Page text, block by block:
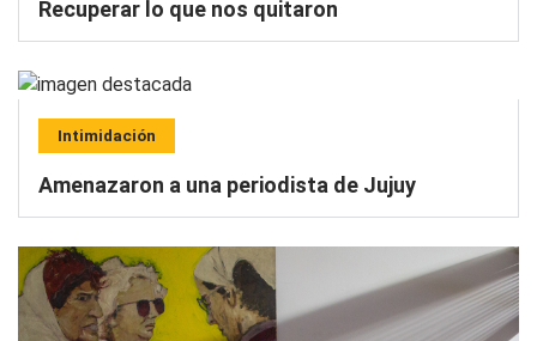
Recuperar lo que nos quitaron
Intimidación
Amenazaron a una periodista de Jujuy